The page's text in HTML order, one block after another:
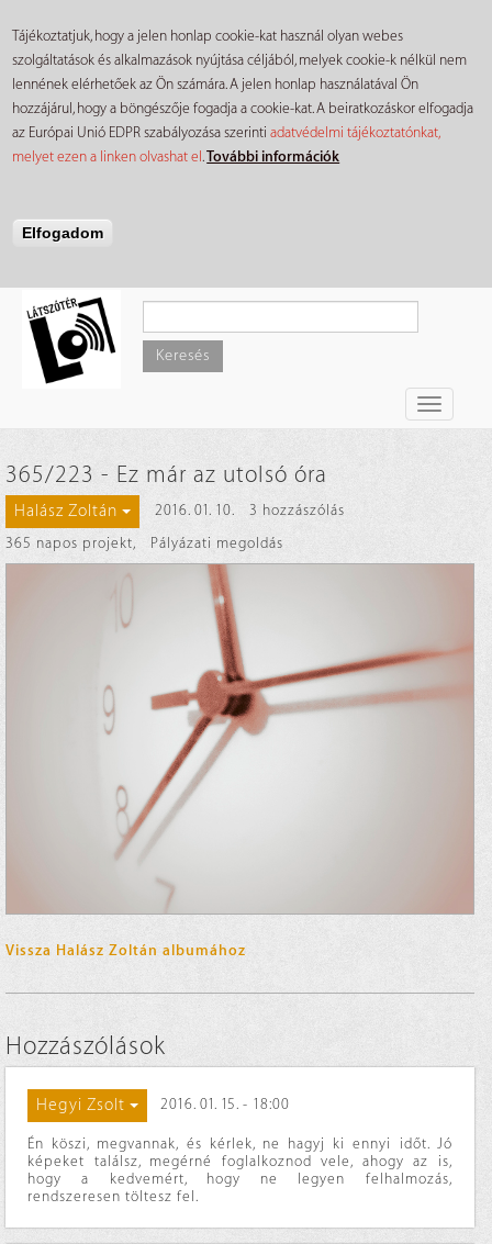
Tájékoztatjuk, hogy a jelen honlap cookie-kat használ olyan webes
szolgáltatások és alkalmazások nyújtása céljából, melyek cookie-k nélkül nem
lennének elérhetőek az Ön számára. A jelen honlap használatával Ön
hozzájárul, hogy a böngészője fogadja a cookie-kat. A beiratkozáskor elfogadja
az Európai Unió EDPR szabályozása szerintiadatvédelmi tájékoztatónkat,
melyet ezen a linken olvashat el.További információk
Elfogadom
tartalomra
Keresés
Toggle
365/223 - Ez már az utolsó óra
Halász Zoltán 2016. 01. 10.
3 hozzászólás
365 napos projekt, Pályázati megoldás
Vissza Halász Zoltán albumához
Hozzászólások
Hegyi Zsolt 2016. 01. 15. - 18:00
Én köszi, megvannak, és kérlek, ne hagyj ki ennyi időt. Jó
képeket találsz, megérné foglalkoznod vele, ahogy az is,
hogy a kedvemért, hogy ne legyen felhalmozás,
rendszeresen töltesz fel.